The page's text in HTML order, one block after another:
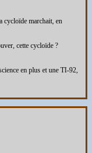
cycloïde marchait, en
cette cycloïde ?
en plus et une TI-92,